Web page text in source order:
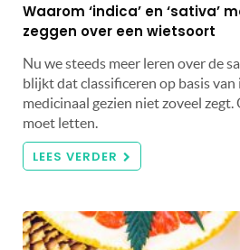
Waarom ‘indica’ en ‘sativa’
zeggen over een wietsoort
Nu we steeds meer leren over de
blijkt dat classificeren op basis van
medicinaal gezien niet zoveel
moet letten.
LEES VERDER